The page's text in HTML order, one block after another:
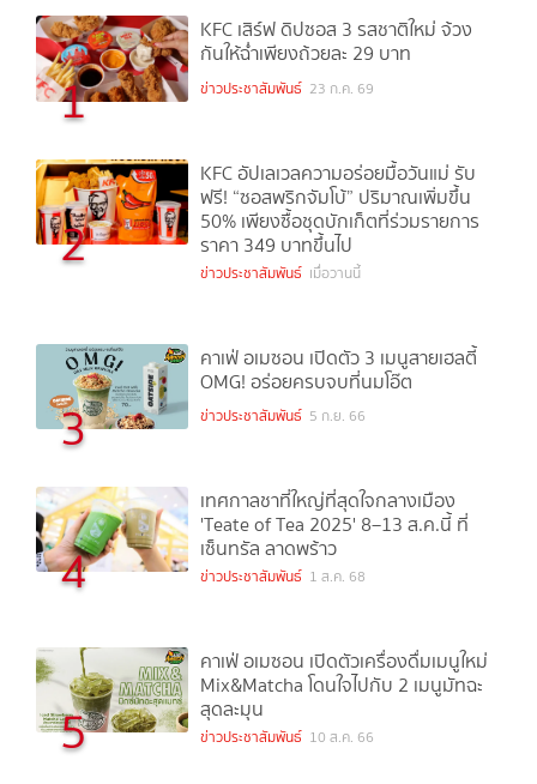
1
KFC เสิร์ฟ ดิปซอส 3 รสชาติใหม่ จ้วง
กันให้ฉ่ำเพียงถ้วยละ 29 บาท
ข่าวประชาสัมพันธ์ 23 ก.ค. 69
2
KFC อัปเลเวลความอร่อยมื้อวันแม่ รับ
ฟรี! “ซอสพริกจัมโบ้” ปริมาณเพิ่มขึ้น
50% เพียงซื้อชุดบักเก็ตที่ร่วมรายการ
ราคา 349 บาทขึ้นไป
ข่าวประชาสัมพันธ์ เมื่อวานนี้
3
คาเฟ่ อเมซอน เปิดตัว 3 เมนูสายเฮลตี้
OMG! อร่อยครบจบที่นมโอ๊ต
ข่าวประชาสัมพันธ์ 5 ก.ย. 66
4
เทศกาลชาที่ใหญ่ที่สุดใจกลางเมือง
'Teate of Tea 2025' 8–13 ส.ค.นี้ ที่
เซ็นทรัล ลาดพร้าว
ข่าวประชาสัมพันธ์ 1 ส.ค. 68
5
คาเฟ่ อเมซอน เปิดตัวเครื่องดื่มเมนูใหม่
Mix&Matcha โดนใจไปกับ 2 เมนูมัทฉะ
สุดละมุน
ข่าวประชาสัมพันธ์ 10 ส.ค. 66